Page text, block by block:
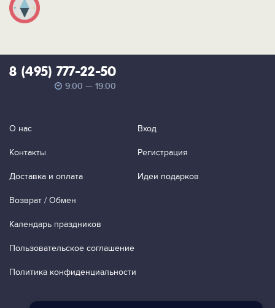
8 (495) 777-22-50
9:00 — 19:00
О нас
Контакты
Доставка и оплата
Возврат / Обмен
Календарь праздников
Пользовательское соглашение
Политика конфиденциальности
Вход
Регистрация
Идеи подарков